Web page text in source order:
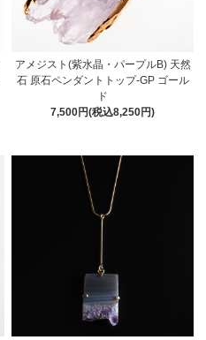
アメジスト(紫水晶・パープルB) 天然
石 原石ペンダントトップ-GP ゴール
ド
7,500円(税込8,250円)